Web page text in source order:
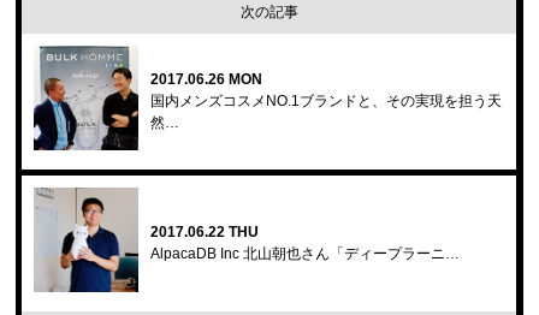
次の記事
2017.06.26 MON
国内メンズコスメNO.1ブランドと、その実現を担う天
然…
2017.06.22 THU
AlpacaDB Inc 北山朝也さん「ディープラーニ…